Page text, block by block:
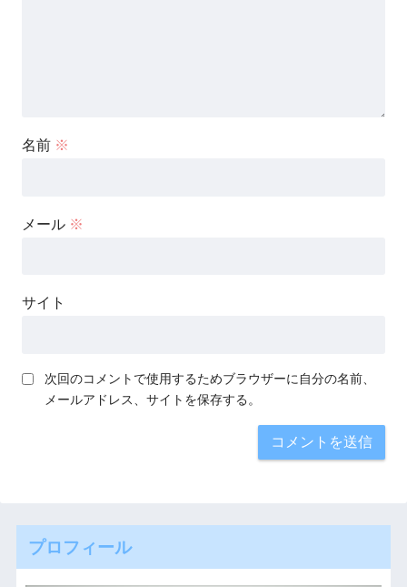
名前 ※
メール ※
サイト
次回のコメントで使用するためブラウザーに自分の名前、
メールアドレス、サイトを保存する。
プロフィール